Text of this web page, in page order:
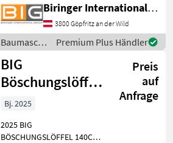
Gewicht: 82 kg *
Aufnahmebreite: 60 cm *
Inhalt: 95 ltr. * KAT 2 -
passend zu 1.9 - 2.7 t Bagger
Biringer International GmbH
3800 Göpfritz an der Wild
Baumaschinen
/ BIG
Premium Plus Händler
BIG
Böschungslöffel
140cm mit MS03
Aufnahme
Preis
auf
Anfrage
Bj. 2025
2025 BIG
BÖSCHUNGSLÖFFEL 140CM